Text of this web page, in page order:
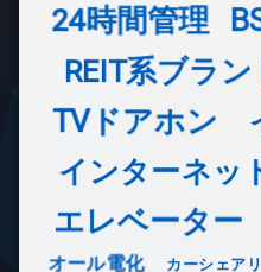
24時間管理
REIT系ブラ
TVドアホン
インターネッ
エレベーター
オール電化 カーシェア